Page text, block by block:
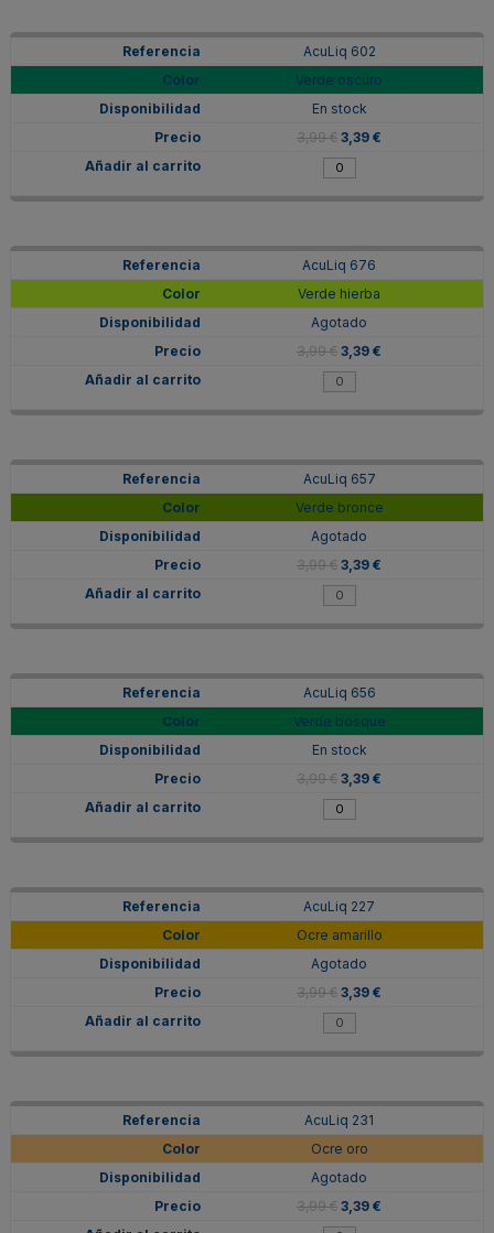
AcuLiq 602
Verde oscuro
En stock
3,99 € 3,39 €
AcuLiq 676
Verde hierba
Agotado
3,99 € 3,39 €
AcuLiq 657
Verde bronce
Agotado
3,99 € 3,39 €
AcuLiq 656
Verde bosque
En stock
3,99 € 3,39 €
AcuLiq 227
Ocre amarillo
Agotado
3,99 € 3,39 €
AcuLiq 231
Ocre oro
Agotado
3,99 € 3,39 €